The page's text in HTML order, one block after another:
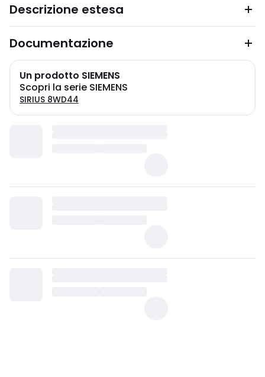
Descrizione estesa
Documentazione
Un prodotto SIEMENS
Scopri la serie SIEMENS
SIRIUS 8WD44